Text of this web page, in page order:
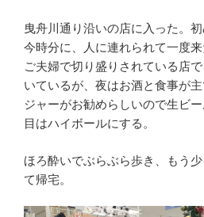
曳舟川通り沿いの店に入った。
今時分に、人に連れられて一度
ご夫婦で切り盛りされている店
いているが、夜はお酒と食事が
ジャーがお勧めらしいので生ビ
目はハイボールにする。
ほろ酔いでぶらぶら歩き、もう
て帰宅。